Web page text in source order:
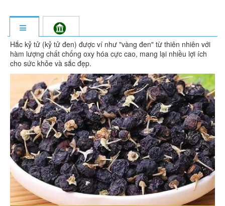
Hắc kỷ tử (kỷ tử đen) được ví như "vàng đen" từ thiên nhiên với
hàm lượng chất chống oxy hóa cực cao, mang lại nhiều lợi ích
cho sức khỏe và sắc đẹp.